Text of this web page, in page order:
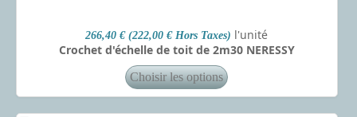
266,40 € (222,00 € Hors Taxes) l'unité
Crochet d'échelle de toit de 2m30 NERESSY